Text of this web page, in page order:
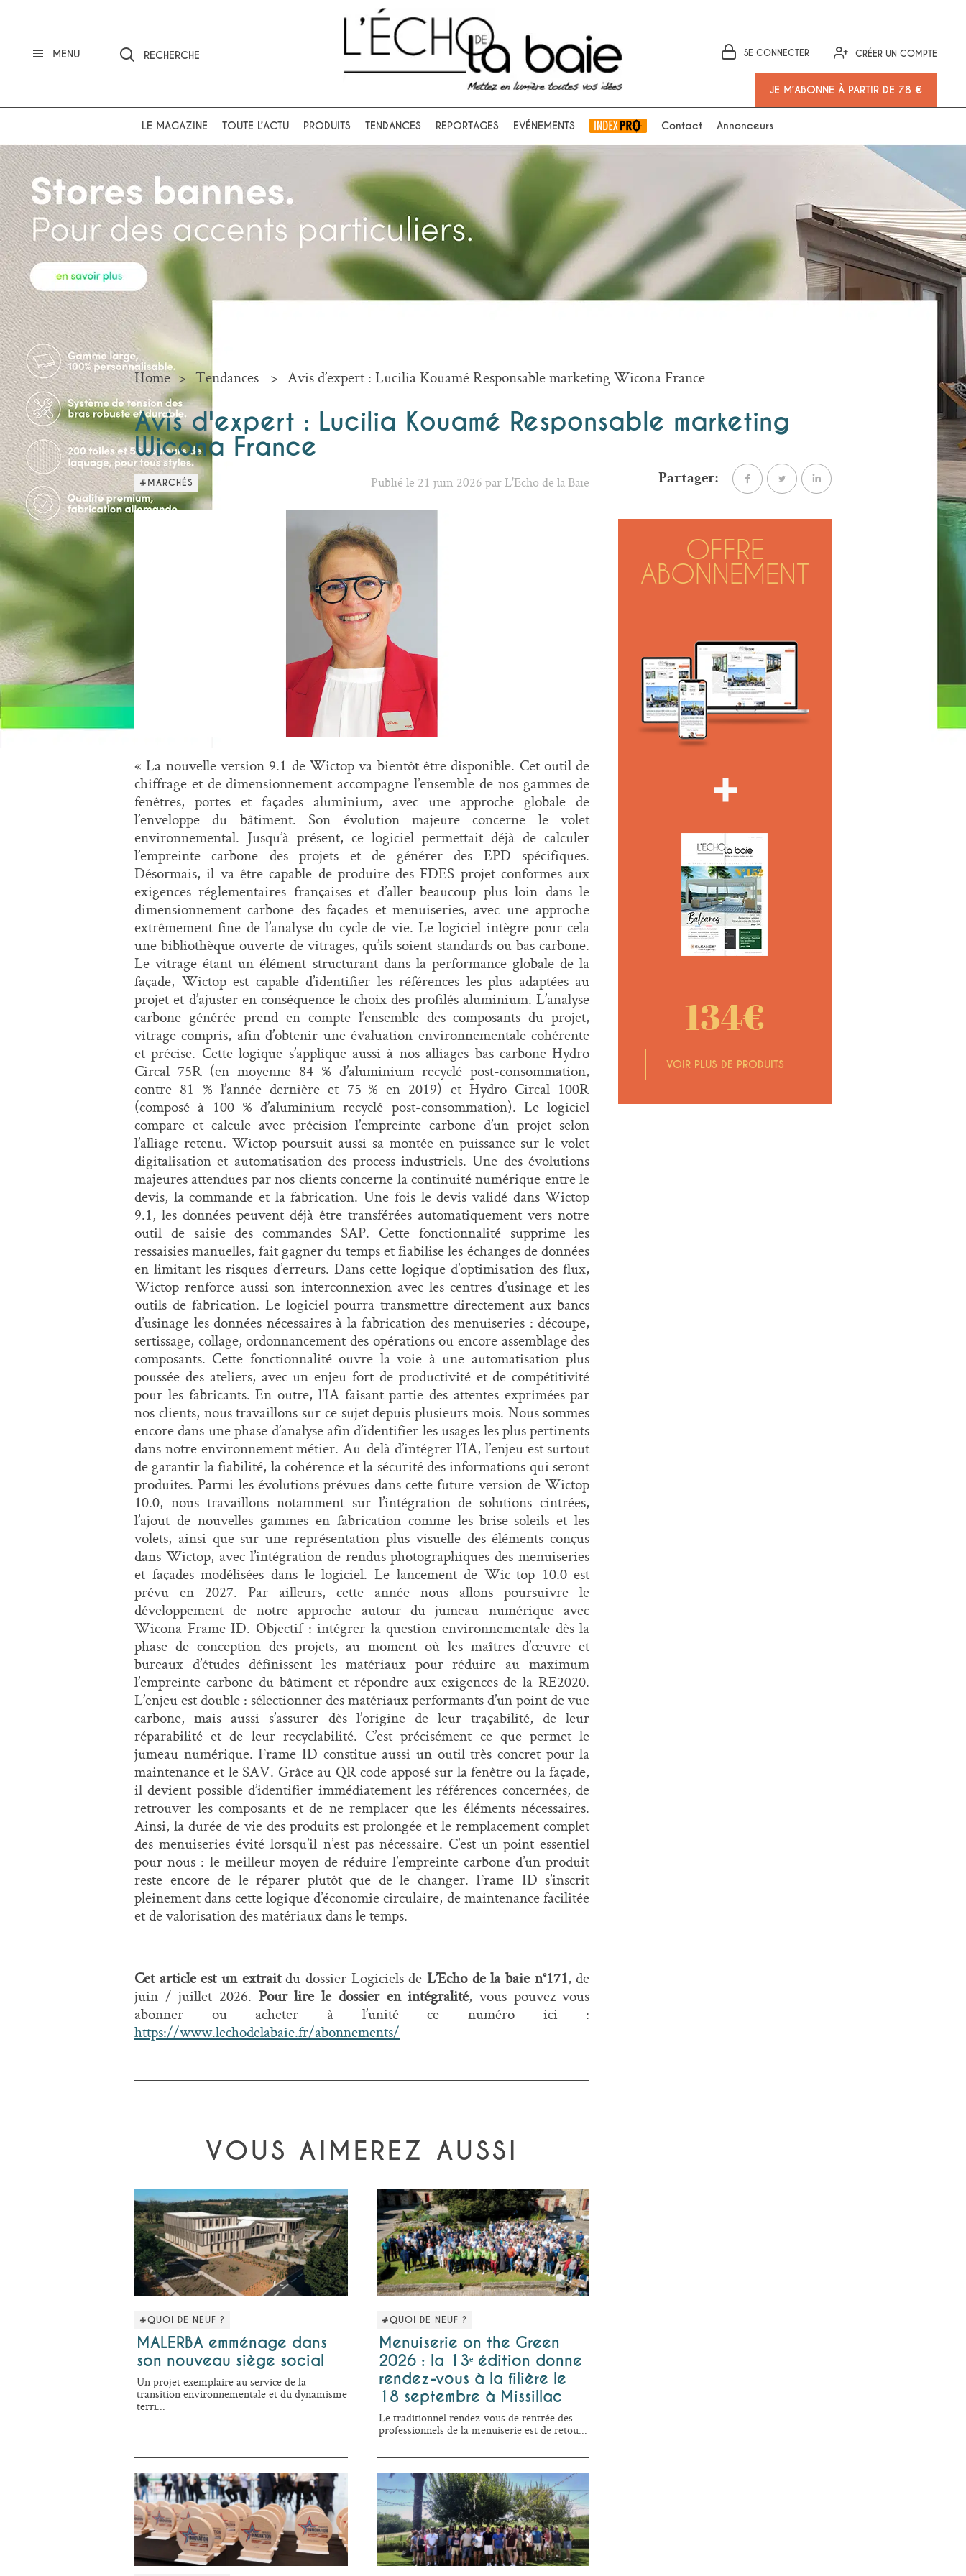
MENU RECHERCHE Ok SE CONNECTER CRÉER UN COMPTE
JE M’ABONNE À PARTIR DE 78 €
LE MAGAZINE TOUTE L’ACTU PRODUITS TENDANCES REPORTAGES EVÉNEMENTS Contact Annonceurs
Home Tendances Avis d’expert : Lucilia Kouamé Responsable marketing Wicona France
Avis d'expert : Lucilia Kouamé Responsable marketing
Wicona France
#MARCHÉS Publié le 21 juin 2026 par L'Echo de la Baie
« La nouvelle version 9.1 de Wictop va bientôt être disponible. Cet outil de
chiffrage et de dimensionnement accompagne l’ensemble de nos gammes de
fenêtres, portes et façades aluminium, avec une approche globale de
l’enveloppe du bâtiment. Son évolution majeure concerne le volet
environnemental. Jusqu’à présent, ce logiciel permettait déjà de calculer
l’empreinte carbone des projets et de générer des EPD spécifiques.
Désormais, il va être capable de produire des FDES projet conformes aux
exigences réglementaires françaises et d’aller beaucoup plus loin dans le
dimensionnement carbone des façades et menuiseries, avec une approche
extrêmement fine de l’analyse du cycle de vie. Le logiciel intègre pour cela
une bibliothèque ouverte de vitrages, qu’ils soient standards ou bas carbone.
Le vitrage étant un élément structurant dans la performance globale de la
façade, Wictop est capable d’identifier les références les plus adaptées au
projet et d’ajuster en conséquence le choix des profilés aluminium.L’analyse
carbone générée prend en compte l’ensemble des composants du projet,
vitrage compris, afin d’obtenir une évaluation environnementale cohérente
et précise. Cette logique s’applique aussi à nos alliages bas carbone Hydro
Circal 75R (en moyenne 84 % d’aluminium recyclé post-consommation,
contre 81 % l’année dernière et 75 % en 2019) et Hydro Circal 100R
(composé à 100 % d’aluminium recyclé post-consommation). Le logiciel
compare et calcule avec précision l’empreinte carbone d’un projet selon
l’alliage retenu. Wictop poursuit aussi sa montée en puissance sur le volet
digitalisation et automatisation des process industriels. Une des évolutions
majeures attendues par nos clients concerne la continuité numérique entre le
devis, la commande et la fabrication. Une fois le devis validé dans Wictop
9.1, les données peuvent déjà être transférées automatiquement vers notre
outil de saisie des commandes SAP. Cette fonctionnalité supprime les
ressaisies manuelles, fait gagner du temps et fiabilise les échanges de données
en limitant les risques d’erreurs. Dans cette logique d’optimisation des flux,
Wictop renforce aussi son interconnexion avec les centres d’usinage et les
outils de fabrication. Le logiciel pourra transmettre directement aux bancs
d’usinage les données nécessaires à la fabrication des menuiseries : découpe,
sertissage, collage, ordonnancement des opérations ou encore assemblage des
composants. Cette fonctionnalité ouvre la voie à une automatisation plus
poussée des ateliers, avec un enjeu fort de productivité et de compétitivité
pour les fabricants. En outre, l’IA faisant partie des attentes exprimées par
nos clients, nous travaillons sur ce sujet depuis plusieurs mois. Nous sommes
encore dans une phase d’analyse afin d’identifier les usages les plus pertinents
dans notre environnement métier. Au-delà d’intégrer l’IA, l’enjeu est surtout
de garantir la fiabilité, la cohérence et la sécurité des informations qui seront
produites. Parmi les évolutions prévues dans cette future version de Wictop
10.0, nous travaillons notamment sur l’intégration de solutions cintrées,
l’ajout de nouvelles gammes en fabrication comme les brise-soleils et les
volets, ainsi que sur une représentation plus visuelle des éléments conçus
dans Wictop, avec l’intégration de rendus photographiques des menuiseries
et façades modélisées dans le logiciel. Le lancement de Wic-top 10.0 est
prévu en 2027. Par ailleurs, cette année nous allons poursuivre le
développement de notre approche autour du jumeau numérique avec
Wicona Frame ID. Objectif : intégrer la question environnementale dès la
phase de conception des projets, au moment où les maîtres d’œuvre et
bureaux d’études définissent les matériaux pour réduire au maximum
l’empreinte carbone du bâtiment et répondre aux exigences de la RE2020.
L’enjeu est double : sélectionner des matériaux performants d’un point de vue
carbone, mais aussi s’assurer dès l’origine de leur traçabilité, de leur
réparabilité et de leur recyclabilité. C’est précisément ce que permet le
jumeau numérique. Frame ID constitue aussi un outil très concret pour la
maintenance et le SAV. Grâce au QR code apposé sur la fenêtre ou la façade,
il devient possible d’identifier immédiatement les références concernées, de
retrouver les composants et de ne remplacer que les éléments nécessaires.
Ainsi, la durée de vie des produits est prolongée et le remplacement complet
des menuiseries évité lorsqu’il n’est pas nécessaire. C’est un point essentiel
pour nous : le meilleur moyen de réduire l’empreinte carbone d’un produit
reste encore de le réparer plutôt que de le changer. Frame ID s’inscrit
pleinement dans cette logique d’économie circulaire, de maintenance facilitée
et de valorisation des matériaux dans le temps.
Cet article est un extraitdu dossier Logiciels deL’Echo de la baie n°171, de
juin / juillet 2026. Pour lire le dossier en intégralité, vous pouvez vous
abonner ou acheter à l’unité ce numéro ici :
https://www.lechodelabaie.fr/abonnements/
VOUS AIMEREZ AUSSI
#QUOI DE NEUF ?
MALERBA emménage dans
son nouveau siège social
Un projet exemplaire au service de la
transition environnementale et du dynamisme
terri...
#QUOI DE NEUF ?
Menuiserie on the Green
2026 : la 13ᵉ édition donne
rendez-vous à la filière le
18 septembre à Missillac
Le traditionnel rendez-vous de rentrée des
professionnels de la menuiserie est de retou...
Partager:
OFFRE
ABONNEMENT
134€
VOIR PLUS DE PRODUITS